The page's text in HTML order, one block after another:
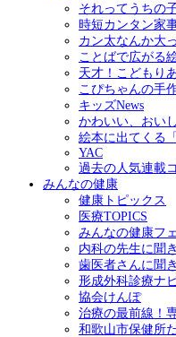
それってうちの
時短カンタン家
カン太なんか大
ことばで広がる
天才！こどもり
こぴちゃんの手
キッズNews
かわいい、おい
絵本に出てくる
YAC
過去の人気連載
みんなの健康
健康トピックス
医療TOPICS
みんなの健康フ
内科の先生に聞
歯医者さんに聞
形成外科診療ナ
協会けんぽ
治療の最前線！
和歌山市保健所